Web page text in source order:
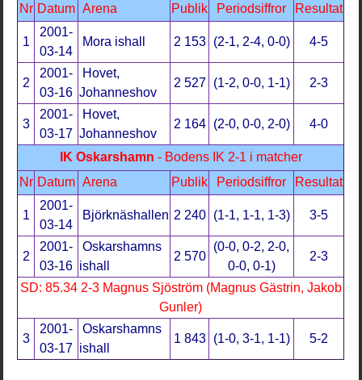
Nr Datum Arena Publik Periodsiffror Resultat
1
2001-
03-14
Mora ishall 2 153 (2-1, 2-4, 0-0) 4-5
2
2001-
03-16
Hovet,
Johanneshov
2 527 (1-2, 0-0, 1-1) 2-3
3
2001-
03-17
Hovet,
Johanneshov
2 164 (2-0, 0-0, 2-0) 4-0
IK Oskarshamn - Bodens IK 2-1 i matcher
Nr Datum Arena Publik Periodsiffror Resultat
1
2001-
03-14
Björknäshallen 2 240 (1-1, 1-1, 1-3) 3-5
2
2001-
03-16
Oskarshamns
ishall
2 570
(0-0, 0-2, 2-0,
0-0, 0-1)
2-3
SD: 85.34 2-3 Magnus Sjöström (Magnus Gästrin, Jakob
Gunler)
3
2001-
03-17
Oskarshamns
ishall
1 843 (1-0, 3-1, 1-1) 5-2